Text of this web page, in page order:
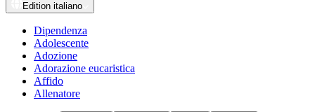
Edition italiano
Dipendenza
Adolescente
Adozione
Adorazione eucaristica
Affido
Allenatore